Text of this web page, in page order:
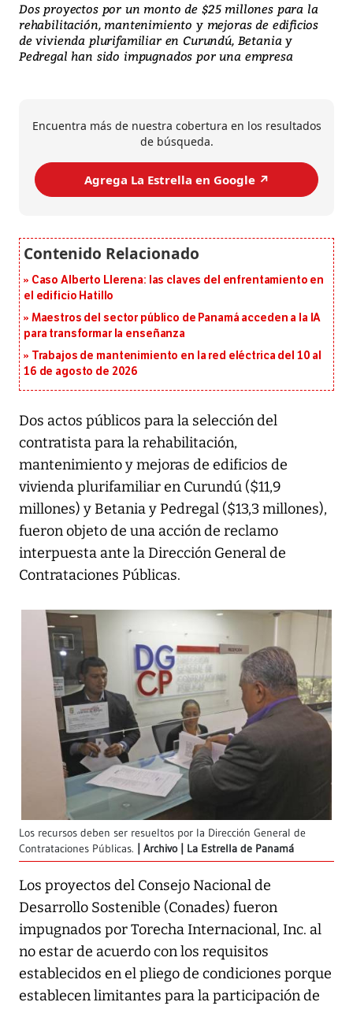
Dos proyectos por un monto de $25 millones para la
rehabilitación, mantenimiento y mejoras de edificios
de vivienda plurifamiliar en Curundú, Betania y
Pedregal han sido impugnados por una empresa
Encuentra más de nuestra cobertura en los resultados
de búsqueda.
Agrega La Estrella en Google ↗️
Caso Alberto Llerena: las claves del enfrentamiento en
el edificio Hatillo
Maestros del sector público de Panamá acceden a la IA
para transformar la enseñanza
Trabajos de mantenimiento en la red eléctrica del 10 al
16 de agosto de 2026
Dos actos públicos para la selección del
contratista para la rehabilitación,
mantenimiento y mejoras de edificios de
vivienda plurifamiliar en Curundú ($11,9
millones) y Betania y Pedregal ($13,3 millones),
fueron objeto de una acción de reclamo
interpuesta ante la Dirección General de
Contrataciones Públicas.
Los recursos deben ser resueltos por la Dirección General de
Contrataciones Públicas.
Archivo | La Estrella de Panamá
Los proyectos del Consejo Nacional de
Desarrollo Sostenible (Conades) fueron
impugnados por Torecha Internacional, Inc. al
no estar de acuerdo con los requisitos
establecidos en el pliego de condiciones porque
establecen limitantes para la participación de